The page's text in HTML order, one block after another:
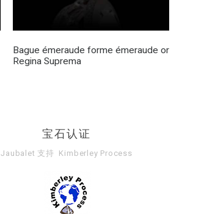
Bague émeraude forme émeraude or
Regina Suprema
宝石认证
Jaubalet 支持 Kimberley Process